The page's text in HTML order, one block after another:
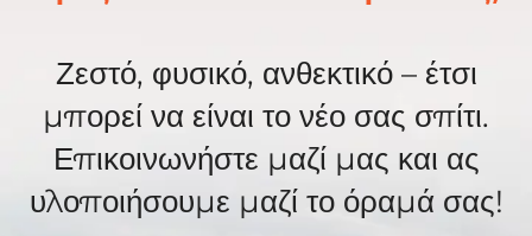
Ζεστό, φυσικό, ανθεκτικό – έτσι
μπορεί να είναι το νέο σας σπίτι.
Επικοινωνήστε μαζί μας και ας
υλοποιήσουμε μαζί το όραμά σας!